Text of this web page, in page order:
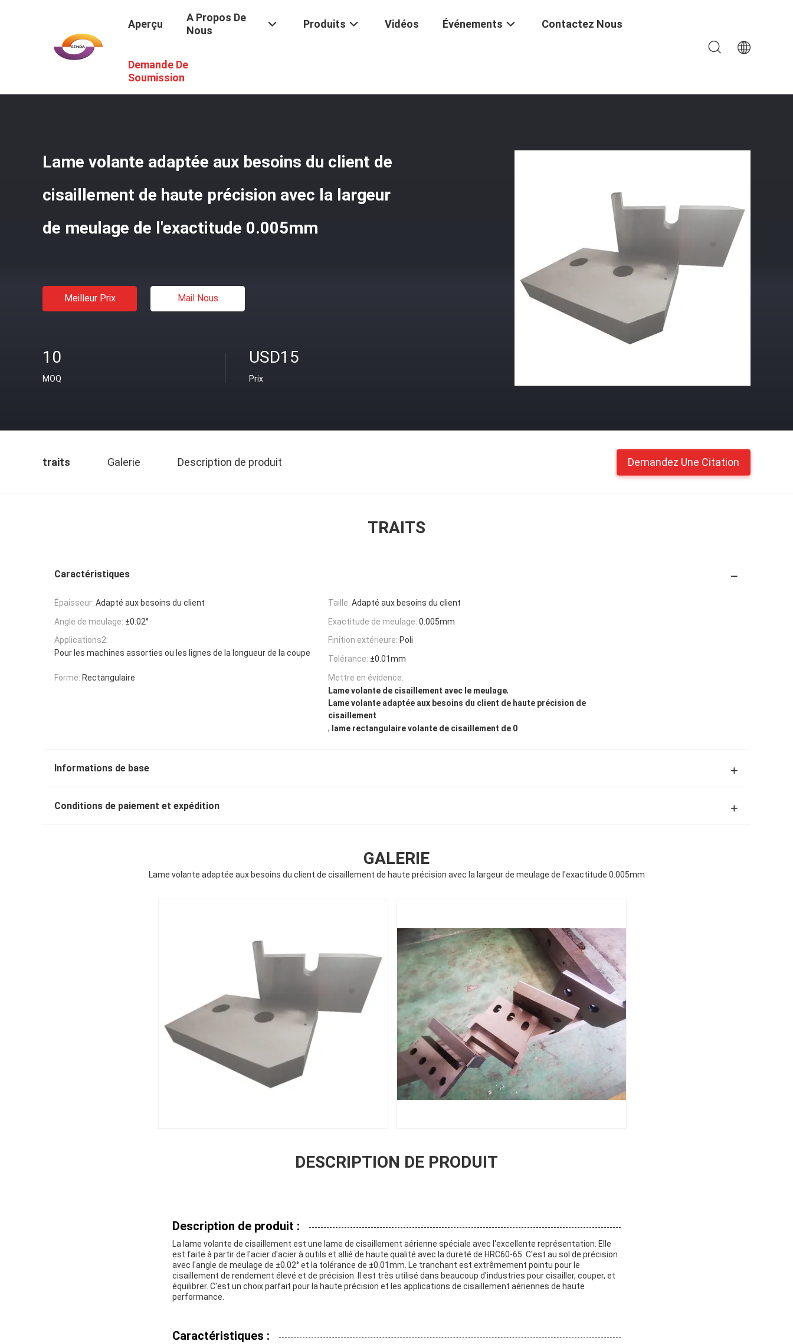
Aperçu
A Propos De
Nous
Produits Vidéos Événements Contactez Nous
Demande De
Soumission
Lame Volante De Cisaillement
Lame volante adaptée aux besoins du client de
cisaillement de haute précision avec la largeur
de meulage de l'exactitude 0.005mm
Meilleur Prix Mail Nous
10
MOQ
USD15
Prix
traits Galerie Description de produit Demandez Une Citation
TRAITS
Caractéristiques
Épaisseur: Adapté aux besoins du client Taille: Adapté aux besoins du client
Angle de meulage: ±0.02° Exactitude de meulage: 0.005mm
Applications2:
Pour les machines assorties ou les lignes de la longueur de la coupe
Finition extérieure: Poli
Tolérance: ±0.01mm
Forme: Rectangulaire
Mettre en évidence:
Lame volante de cisaillement avec le meulage,
Lame volante adaptée aux besoins du client de haute précision de
cisaillement
, lame rectangulaire volante de cisaillement de 0
Informations de base
Conditions de paiement et expédition
GALERIE
Lame volante adaptée aux besoins du client de cisaillement de haute précision avec la largeur de meulage de l'exactitude 0.005mm
DESCRIPTION DE PRODUIT
Description de produit :
La lame volante de cisaillement est une lame de cisaillement aérienne spéciale avec l'excellente représentation. Elle
est faite à partir de l'acier d'acier à outils et allié de haute qualité avec la dureté de HRC60-65. C'est au sol de précision
avec l'angle de meulage de ±0.02° et la tolérance de ±0.01mm. Le tranchant est extrêmement pointu pour le
cisaillement de rendement élevé et de précision. Il est très utilisé dans beaucoup d'industries pour cisailler, couper, et
équilibrer. C'est un choix parfait pour la haute précision et les applications de cisaillement aériennes de haute
performance.
Caractéristiques :